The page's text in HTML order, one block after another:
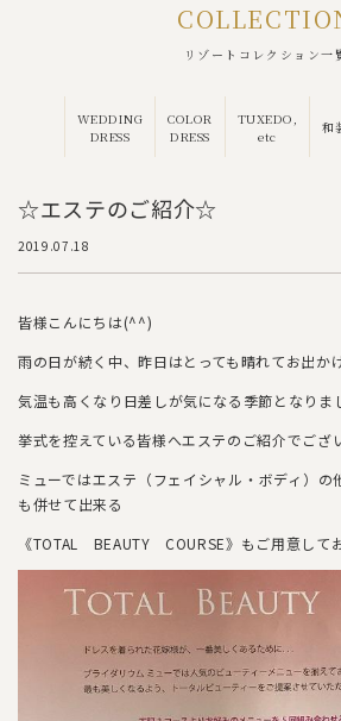
リゾートコレクション一
WEDDING
DRESS
COLOR
DRESS
TUXEDO,
etc
和
☆エステのご紹介☆
2019.07.18
皆様こんにちは(^^)
雨の日が続く中、昨日はとっても晴れてお出か
気温も高くなり日差しが気になる季節となりま
挙式を控えている皆様へエステのご紹介でご
ミューではエステ（フェイシャル・ボディ）
も併せて出来る
《TOTAL BEAUTY COURSE》もご用意してお